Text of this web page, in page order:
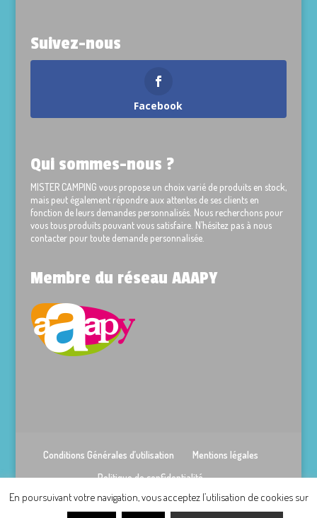
Suivez-nous
Facebook
Qui sommes-nous ?
MISTER CAMPING vous propose un choix varié de produits en stock,
mais peut également répondre aux attentes de ses clients en
fonction de leurs demandes personnalisés. Nous recherchons pour
vous tous produits pouvant vous satisfaire. N’hésitez pas à nous
contacter pour toute demande personnalisée.
Membre du réseau AAAPY
Conditions Générales d’utilisation
Mentions légales
Politique de confidentialité
En poursuivant votre navigation, vous acceptez l’utilisation de cookies sur